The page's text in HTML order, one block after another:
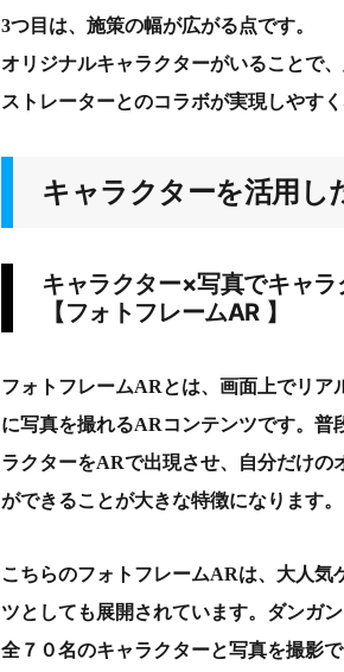
3つ目は、施策の幅が広がる点です。
オリジナルキャラクターがいることで
ストレーターとのコラボが実現しやすく
キャラクターを活用し
キャラクター×写真でキャ
【フォトフレームAR 】
フォトフレームARとは、画面上でリア
に写真を撮れるARコンテンツです。普
ラクターをARで出現させ、自分だけの
ができることが大きな特徴になります。
こちらのフォトフレームARは、大人気
ツとしても展開されています。ダンガ
全７０名のキャラクターと写真を撮影